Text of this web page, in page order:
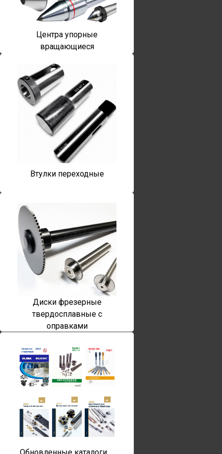
Центра упорные
вращающиеся
Втулки переходные
Диски фрезерные
твердосплавные с
оправками